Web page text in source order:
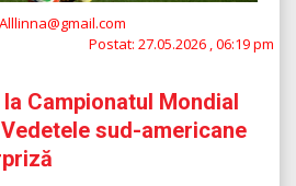
Postat: 27.05.2026 , 06:19 pm
Campionatul Mondial
sud-americane